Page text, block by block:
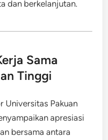
dan berkelanjutan.
Sama
Tinggi
Universitas Pakuan
apresiasi
bersama antara